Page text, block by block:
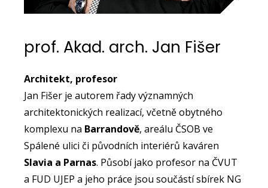
prof. Akad. arch. Jan Fišer
Architekt, profesor
Jan Fišer je autorem řady významných
architektonických realizací, včetně obytného
komplexu na Barrandově, areálu ČSOB ve
Spálené ulici či původních interiérů kaváren
Slavia a Parnas. Působí jako profesor na ČVUT
a FUD UJEP a jeho práce jsou součástí sbírek NG